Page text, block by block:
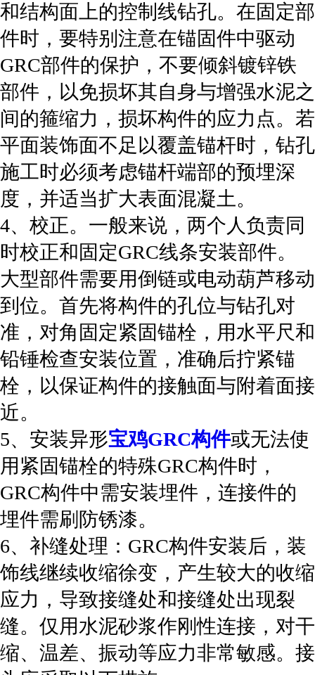
和结构面上的控制线钻孔。在固定部
件时，要特别注意在锚固件中驱动
GRC部件的保护，不要倾斜镀锌铁
部件，以免损坏其自身与增强水泥之
间的箍缩力，损坏构件的应力点。若
平面装饰面不足以覆盖锚杆时，钻孔
施工时必须考虑锚杆端部的预埋深
度，并适当扩大表面混凝土。
4、校正。一般来说，两个人负责同
时校正和固定GRC线条安装部件。
大型部件需要用倒链或电动葫芦移动
到位。首先将构件的孔位与钻孔对
准，对角固定紧固锚栓，用水平尺和
铅锤检查安装位置，准确后拧紧锚
栓，以保证构件的接触面与附着面接
近。
5、安装异形宝鸡GRC构件或无法使
用紧固锚栓的特殊GRC构件时，
GRC构件中需安装埋件，连接件的
埋件需刷防锈漆。
6、补缝处理：GRC构件安装后，装
饰线继续收缩徐变，产生较大的收缩
应力，导致接缝处和接缝处出现裂
缝。仅用水泥砂浆作刚性连接，对干
缩、温差、振动等应力非常敏感。接